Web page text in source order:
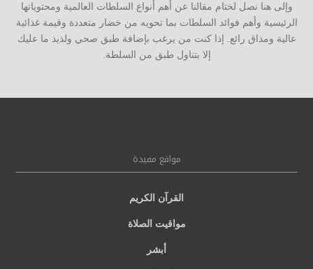
وإلى هنا نصل لختام مقالنا عن أهم أنواع السلطات العالمية ومحتوياتها
الرئيسية وأهم فوائد السلطات بما تحويه من خضار متعددة وقيمة غذائية
عالية ومذاق رائع. إذا كنت من يرغب بإضافة طبق صحي ولذيذ ما عليك
إلا بتناول طبق من السلطة.
مواقع مفيدة
القرآن الكريم
مواقيت الصلاة
أبشر